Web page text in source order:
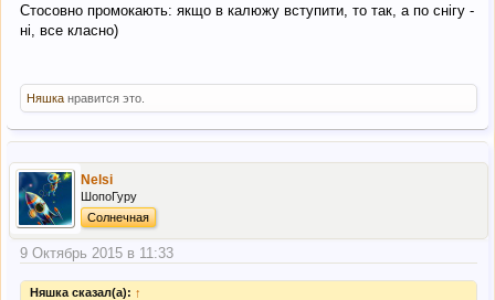
Стосовно промокають: якщо в калюжу вступити, то так, а по снігу -
ні, все класно)
Няшка нравится это.
Nelsi
ШопоГуру
Солнечная
9 Октябрь 2015 в 11:33
Няшка сказал(а): ↑